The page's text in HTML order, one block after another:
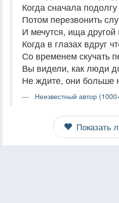
Когда сначала
Потом перезвонить
И мечутся, ища другой
Когда в глазах вдруг
Со временем скучать
Вы видели, как люди
Не ждите, они больше
Неизвестный автор
Показать